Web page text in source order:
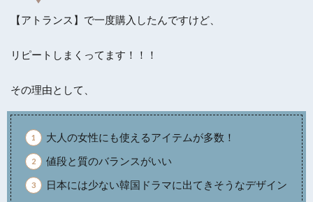
【アトランス】で一度購入したんですけど、
リピートしまくってます！！！
その理由として、
大人の女性にも使えるアイテムが多数！
値段と質のバランスがいい
日本には少ない韓国ドラマに出てきそうなデザイン